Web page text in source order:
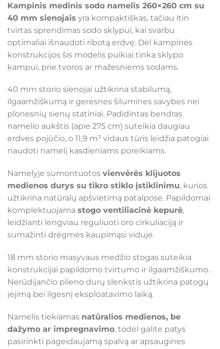
Kampinis medinis sodo namelis 260×260 cm su
40 mm sienojais yra kompaktiškas, tačiau itin
tvirtas sprendimas sodo sklypui, kai svarbu
optimaliai išnaudoti ribotą erdvę. Dėl kampinės
konstrukcijos šis modelis puikiai tinka sklypo
kampui, prie tvoros ar mažesniems sodams.
40 mm storio sienojai užtikrina stabilumą,
ilgaamžiškumą ir geresnes šilumines savybes nei
plonesnių sienų statiniai. Padidintas bendras
namelio aukštis (apie 275 cm) suteikia daugiau
erdvės pojūčio, o 11,9 m³ vidaus tūris leidžia patogiai
naudoti namelį kasdieniams poreikiams.
Namelyje sumontuotos vienvėrės klijuotos
medienos durys su tikro stiklo įstiklinimu, kurios
užtikrina natūralų apšvietimą patalpose. Papildomai
komplektuojama stogo ventiliacinė kepurė,
leidžianti lengviau reguliuoti oro cirkuliaciją ir
sumažinti drėgmės kaupimąsi viduje.
18 mm storio masyvaus medžio stogas suteikia
konstrukcijai papildomo tvirtumo ir ilgaamžiškumo.
Nerūdijančio plieno durų slenkstis užtikrina patogų
įėjimą bei ilgesnį eksploatavimo laiką.
Namelis tiekiamas natūralios medienos, be
dažymo ar impregnavimo, todėl galite patys
pasirinkti pageidaujamą spalvą ar apsaugines